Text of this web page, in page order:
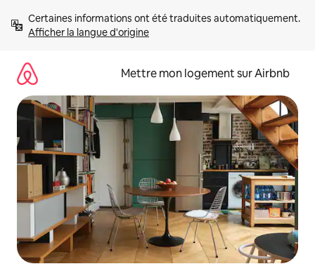
directement
Afficher la langue d'origine
Mettre mon logement sur Airbnb